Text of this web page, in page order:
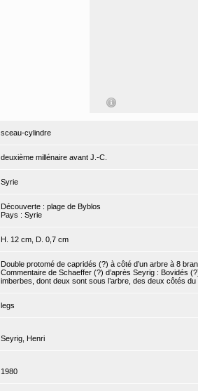
sceau-cylindre
deuxième millénaire avant J.-C.
Syrie
Découverte : plage de Byblos
Pays : Syrie
H. 12 cm, D. 0,7 cm
Double protomé de capridés (?) à côté d’un arbre à 8
Commentaire de Schaeffer (?) d’après Seyrig : Bovidés
imberbes, dont deux sont sous l’arbre, des deux côtés
legs
Seyrig, Henri
1980